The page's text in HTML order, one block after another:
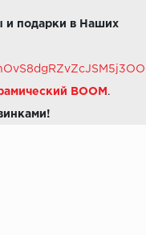
и подарки в Наших
BOOM .